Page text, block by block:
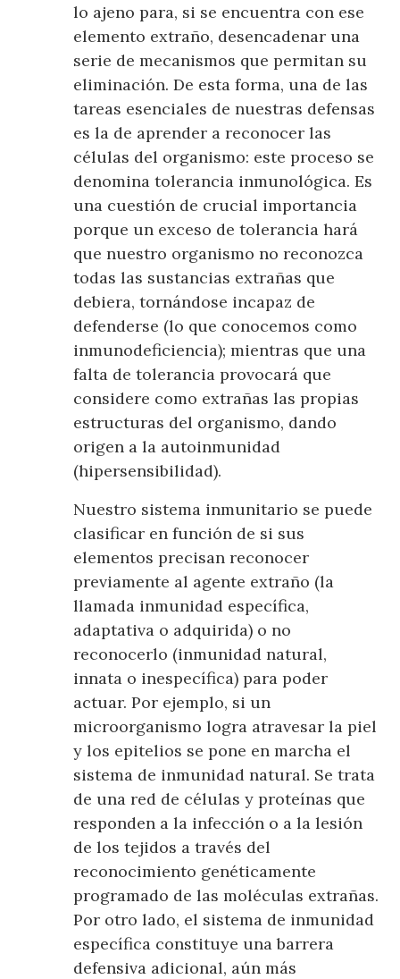
lo ajeno para, si se encuentra con ese
elemento extraño, desencadenar una
serie de mecanismos que permitan su
eliminación. De esta forma, una de las
tareas esenciales de nuestras defensas
es la de aprender a reconocer las
células del organismo: este proceso se
denomina tolerancia inmunológica. Es
una cuestión de crucial importancia
porque un exceso de tolerancia hará
que nuestro organismo no reconozca
todas las sustancias extrañas que
debiera, tornándose incapaz de
defenderse (lo que conocemos como
inmunodeficiencia); mientras que una
falta de tolerancia provocará que
considere como extrañas las propias
estructuras del organismo, dando
origen a la autoinmunidad
(hipersensibilidad).
Nuestro sistema inmunitario se puede
clasificar en función de si sus
elementos precisan reconocer
previamente al agente extraño (la
llamada inmunidad específica,
adaptativa o adquirida) o no
reconocerlo (inmunidad natural,
innata o inespecífica) para poder
actuar. Por ejemplo, si un
microorganismo logra atravesar la piel
y los epitelios se pone en marcha el
sistema de inmunidad natural. Se trata
de una red de células y proteínas que
responden a la infección o a la lesión
de los tejidos a través del
reconocimiento genéticamente
programado de las moléculas extrañas.
Por otro lado, el sistema de inmunidad
específica constituye una barrera
defensiva adicional, aún más